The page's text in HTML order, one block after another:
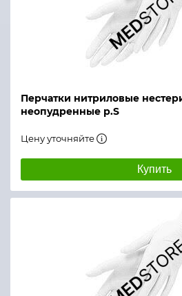
Перчатки нитриловые
неопудренные р.S
Цену уточняйте
Купить